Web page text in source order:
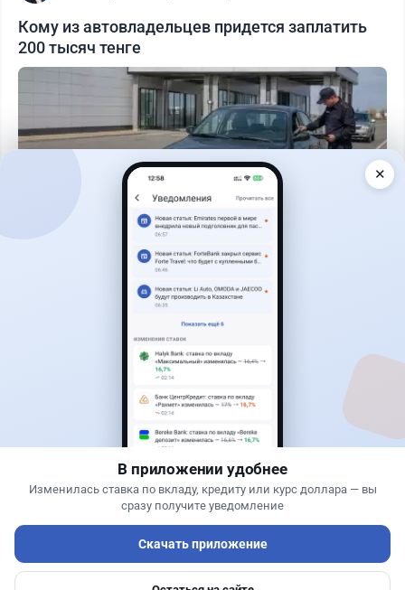
Кому из автовладельцев придется заплатить
200 тысяч тенге
11
7 августа 2026 г., 16:11
Home Credit Bank урезал ставки по депозитам
✕
В приложении удобнее
Изменилась ставка по вкладу, кредиту или курс доллара — вы
сразу получите уведомление
Скачать приложение